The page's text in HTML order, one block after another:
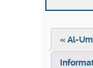
« Al-